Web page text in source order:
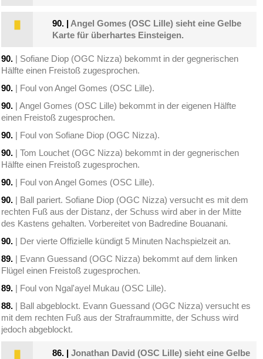
90. | Angel Gomes (OSC Lille) sieht eine Gelbe
Karte für überhartes Einsteigen.
90. | Sofiane Diop (OGC Nizza) bekommt in der gegnerischen
Hälfte einen Freistoß zugesprochen.
90. | Foul von Angel Gomes (OSC Lille).
90. | Angel Gomes (OSC Lille) bekommt in der eigenen Hälfte
einen Freistoß zugesprochen.
90. | Foul von Sofiane Diop (OGC Nizza).
90. | Tom Louchet (OGC Nizza) bekommt in der gegnerischen
Hälfte einen Freistoß zugesprochen.
90. | Foul von Angel Gomes (OSC Lille).
90. | Ball pariert. Sofiane Diop (OGC Nizza) versucht es mit dem
rechten Fuß aus der Distanz, der Schuss wird aber in der Mitte
des Kastens gehalten. Vorbereitet von Badredine Bouanani.
90. | Der vierte Offizielle kündigt 5 Minuten Nachspielzeit an.
89. | Evann Guessand (OGC Nizza) bekommt auf dem linken
Flügel einen Freistoß zugesprochen.
89. | Foul von Ngal'ayel Mukau (OSC Lille).
88. | Ball abgeblockt. Evann Guessand (OGC Nizza) versucht es
mit dem rechten Fuß aus der Strafraummitte, der Schuss wird
jedoch abgeblockt.
86. |Jonathan David (OSC Lille) sieht eine Gelbe